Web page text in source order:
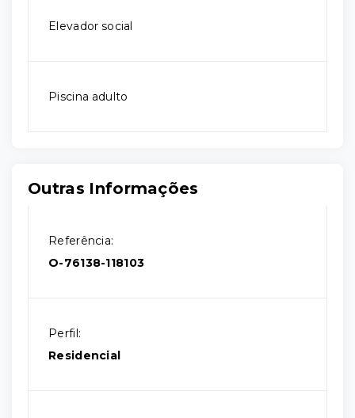
Elevador social
Piscina adulto
Outras Informações
Referência:
O-76138-118103
Perfil:
Residencial